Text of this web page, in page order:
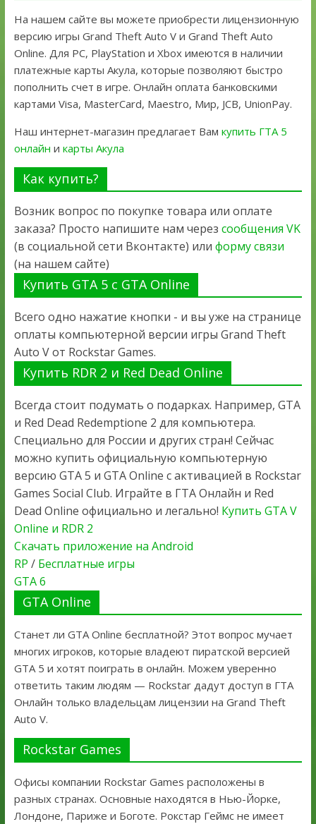
На нашем сайте вы можете приобрести лицензионную
версию игры Grand Theft Auto V и Grand Theft Auto
Online. Для PC, PlayStation и Xbox имеются в наличии
платежные карты Акула, которые позволяют быстро
пополнить счет в игре. Онлайн оплата банковскими
картами Visa, MasterCard, Maestro, Мир, JCB, UnionPay.
Наш интернет-магазин предлагает Вам купить ГТА 5
онлайн и карты Акула
Как купить?
Возник вопрос по покупке товара или оплате
заказа? Просто напишите нам через сообщения VK
(в социальной сети Вконтакте) или форму связи
(на нашем сайте)
Купить GTA 5 с GTA Online
Всего одно нажатие кнопки - и вы уже на странице
оплаты компьютерной версии игры Grand Theft
Auto V от Rockstar Games.
Купить RDR 2 и Red Dead Online
Всегда стоит подумать о подарках. Например, GTA
и Red Dead Redemptione 2 для компьютера.
Специально для России и других стран! Сейчас
можно купить официальную компьютерную
версию GTA 5 и GTA Online с активацией в Rockstar
Games Social Club. Играйте в ГТА Онлайн и Red
Dead Online официально и легально! Купить GTA V
Online и RDR 2
Скачать приложение на Android
RP / Бесплатные игры
GTA 6
GTA Online
Станет ли GTA Online бесплатной? Этот вопрос мучает
многих игроков, которые владеют пиратской версией
GTA 5 и хотят поиграть в онлайн. Можем уверенно
ответить таким людям — Rockstar дадут доступ в ГТА
Онлайн только владельцам лицензии на Grand Theft
Auto V.
Rockstar Games
Офисы компании Rockstar Games расположены в
разных странах. Основные находятся в Нью-Йорке,
Лондоне, Париже и Боготе. Рокстар Геймс не имеет